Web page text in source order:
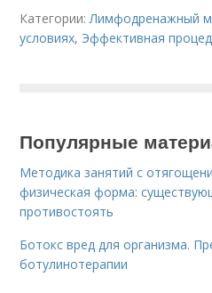
Категории:Лимфодренажный
условиях, Эффективная
Популярные
Методика занятий с
физическая форма:
противостоять
Ботокс вред для организма.
ботулинотерапии